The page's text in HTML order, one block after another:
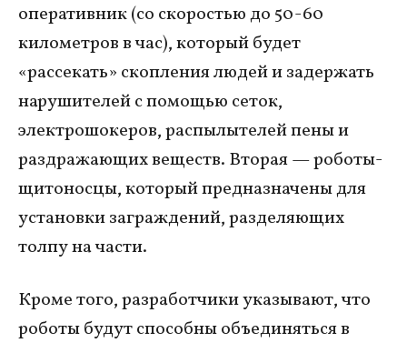
оперативник (со скоростью до 50-60
километров в час), который будет
«рассекать» скопления людей и задержать
нарушителей с помощью сеток,
электрошокеров, распылытелей пены и
раздражающих веществ. Вторая — роботы-
щитоносцы, который предназначены для
установки заграждений, разделяющих
толпу на части.
Кроме того, разработчики указывают, что
роботы будут способны объединяться в